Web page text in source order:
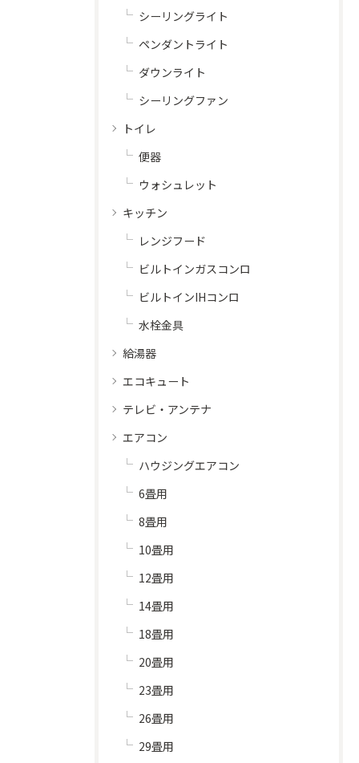
シーリングライト
ペンダントライト
ダウンライト
シーリングファン
トイレ
便器
ウォシュレット
キッチン
レンジフード
ビルトインガスコンロ
ビルトインIHコンロ
水栓金具
給湯器
エコキュート
テレビ・アンテナ
エアコン
ハウジングエアコン
6畳用
8畳用
10畳用
12畳用
14畳用
18畳用
20畳用
23畳用
26畳用
29畳用